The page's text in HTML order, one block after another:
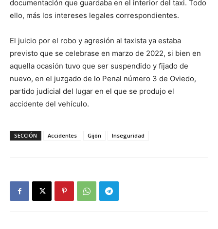
documentación que guardaba en el interior del taxi. Todo
ello, más los intereses legales correspondientes.
El juicio por el robo y agresión al taxista ya estaba
previsto que se celebrase en marzo de 2022, si bien en
aquella ocasión tuvo que ser suspendido y fijado de
nuevo, en el juzgado de lo Penal número 3 de Oviedo,
partido judicial del lugar en el que se produjo el
accidente del vehículo.
SECCIÓN Accidentes Gijón Inseguridad